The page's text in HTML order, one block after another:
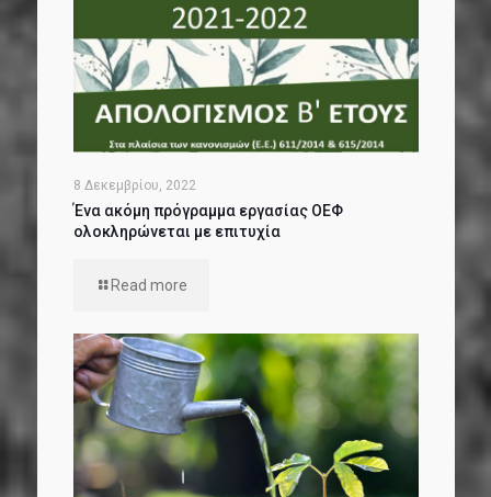
8 Δεκεμβρίου, 2022
Ένα ακόμη πρόγραμμα εργασίας ΟΕΦ
ολοκληρώνεται με επιτυχία
Read more